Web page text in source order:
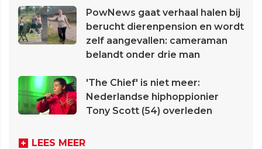
PowNews gaat verhaal halen bij
berucht dierenpension en wordt
zelf aangevallen: cameraman
belandt onder drie man
'The Chief' is niet meer:
Nederlandse hiphoppionier
Tony Scott (54) overleden
LEES MEER